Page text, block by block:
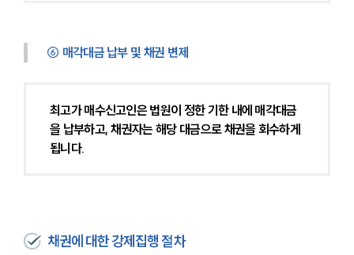
⑥ 매각대금 납부 및 채권 변제
최고가 매수신고인은 법원이 정한 기한 내에 매각대금
을 납부하고, 채권자는 해당 대금으로 채권을 회수하게
됩니다.
채권에 대한 강제집행 절차